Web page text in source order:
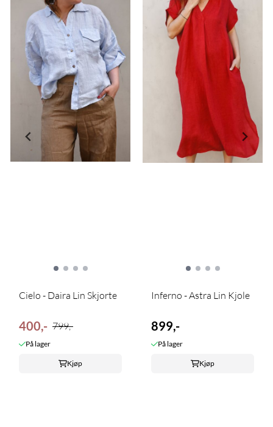
Cielo - Daira Lin Skjorte
400,- 799,-
På lager
Kjøp
Inferno - Astra Lin Kjole
899,-
På lager
Kjøp